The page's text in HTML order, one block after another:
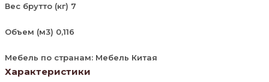
Вес брутто (кг) 7
Объем (м3) 0,116
Мебель по странам: Мебель Китая
Характеристики